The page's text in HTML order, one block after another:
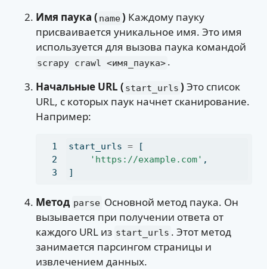
Имя паука ( name) Каждому пауку
присваивается уникальное имя. Это имя
используется для вызова паука командой
scrapy crawl <имя_паука> .
Начальные URL ( start_urls ) Это список
URL, с которых паук начнет сканирование.
Например:
start_urls = [
'https://example.com' ,
]
Метод parse Основной метод паука. Он
вызывается при получении ответа от
каждого URL из start_urls . Этот метод
занимается парсингом страницы и
извлечением данных.